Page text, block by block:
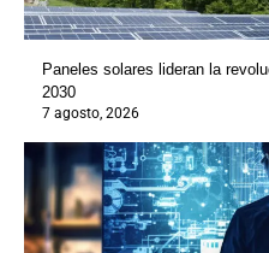
Paneles solares lideran la
2030
7 agosto, 2026